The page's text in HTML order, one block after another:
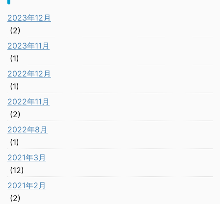
2023年12月
(2)
2023年11月
(1)
2022年12月
(1)
2022年11月
(2)
2022年8月
(1)
2021年3月
(12)
2021年2月
(2)